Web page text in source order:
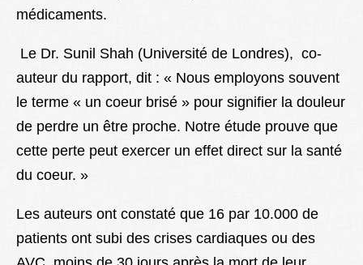
médicaments.
Le Dr. Sunil Shah (Université de Londres), co-
auteur du rapport, dit : « Nous employons souvent
le terme « un coeur brisé » pour signifier la douleur
de perdre un être proche. Notre étude prouve que
cette perte peut exercer un effet direct sur la santé
du coeur. »
Les auteurs ont constaté que 16 par 10.000 de
patients ont subi des crises cardiaques ou des